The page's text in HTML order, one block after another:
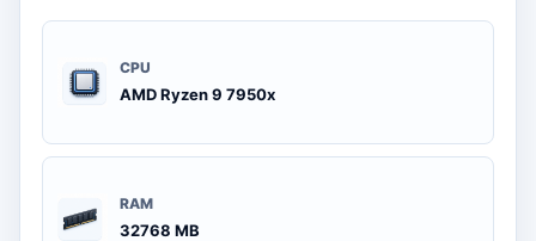
CPU
AMD Ryzen 9 7950x
RAM
32768 MB